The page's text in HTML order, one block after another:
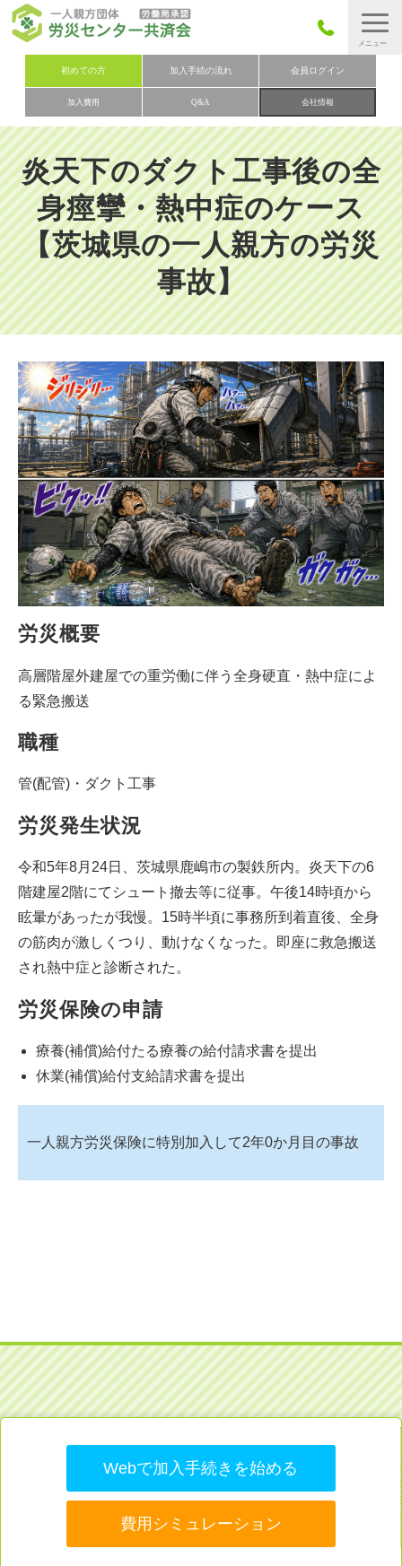
初めての方 加入手続の流れ 会員ログイン
加入費用 Q&A 会社情報
労災保険とは
労災保険の取りまとめ
労災保険加入手続きの流れ
加入費用
加入申込み
会社概要
お問い合わせ
会員メニュー
炎天下のダクト工事後の全
身痙攣・熱中症のケース
【茨城県の一人親方の労災
事故】
労災概要
高層階屋外建屋での重労働に伴う全身硬直・熱中症によ
る緊急搬送
職種
管(配管)・ダクト工事
労災発生状況
令和5年8月24日、茨城県鹿嶋市の製鉄所内。炎天下の6
階建屋2階にてシュート撤去等に従事。午後14時頃から
眩暈があったが我慢。15時半頃に事務所到着直後、全身
の筋肉が激しくつり、動けなくなった。即座に救急搬送
され熱中症と診断された。
労災保険の申請
療養(補償)給付たる療養の給付請求書を提出
休業(補償)給付支給請求書を提出
一人親方労災保険に特別加入して2年0か月目の事故
Webで加入手続きを始める
費用シミュレーション